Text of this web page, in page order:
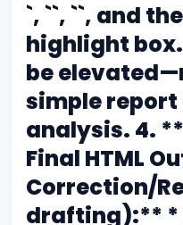
`, ``, ``, and
highlight
be
simple
analysis. 4.
Final HTML
Correction/
drafting):** *